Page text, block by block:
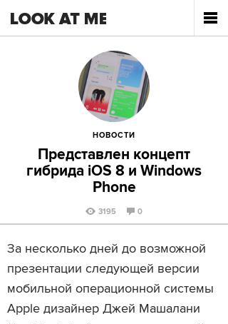
НОВОСТИ
Представлен концепт
гибрида iOS 8 и Windows
Phone
3195 0
За несколько дней до возможной
презентации следующей версии
мобильной операционной системы
Apple дизайнер Джей Машалани